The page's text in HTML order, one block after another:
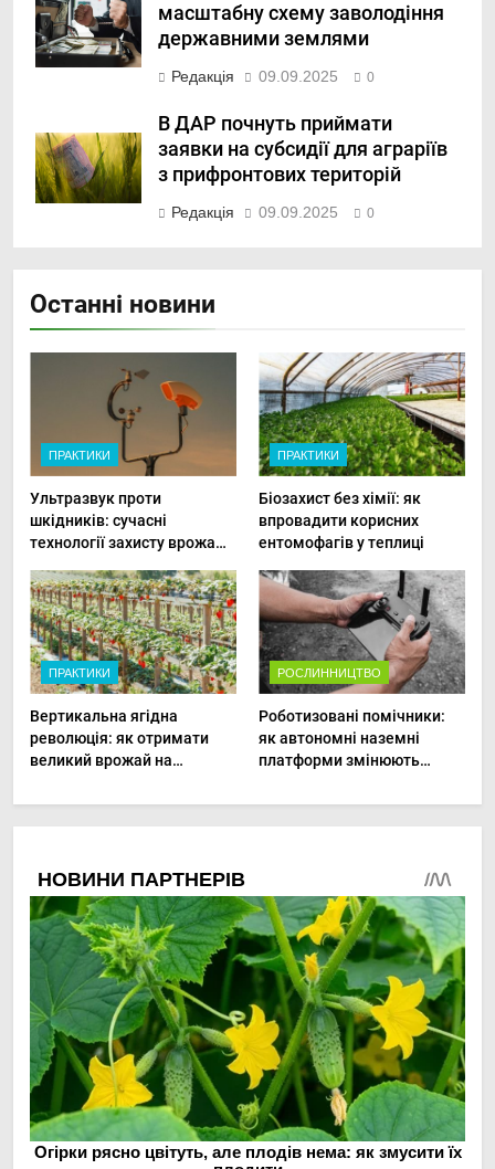
масштабну схему заволодіння
державними землями
Редакція 09.09.2025 0
В ДАР почнуть приймати
заявки на субсидії для аграріїв
з прифронтових територій
Редакція 09.09.2025 0
Останні новини
ПРАКТИКИ
Ультразвук проти
шкідників: сучасні
технології захисту врожаю
ПРАКТИКИ
Біозахист без хімії: як
впровадити корисних
ентомофагів у теплиці
ПРАКТИКИ
Вертикальна ягідна
революція: як отримати
великий врожай на
РОСЛИННИЦТВО
Роботизовані помічники:
як автономні наземні
платформи змінюють
овочами